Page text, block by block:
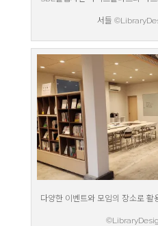
서들
다양한 이벤트와 모임의 장소로